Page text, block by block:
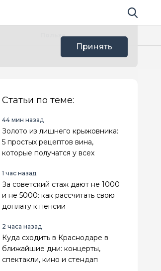
Поиск по
Принять
Польза
Статьи по теме:
44 мин назад
Золото из лишнего крыжовника:
5 простых рецептов вина,
которые получатся у всех
1 час назад
За советский стаж дают не 1000
и не 5000: как рассчитать свою
доплату к пенсии
2 часа назад
Куда сходить в Краснодаре в
ближайшие дни: концерты,
спектакли, кино и стендап